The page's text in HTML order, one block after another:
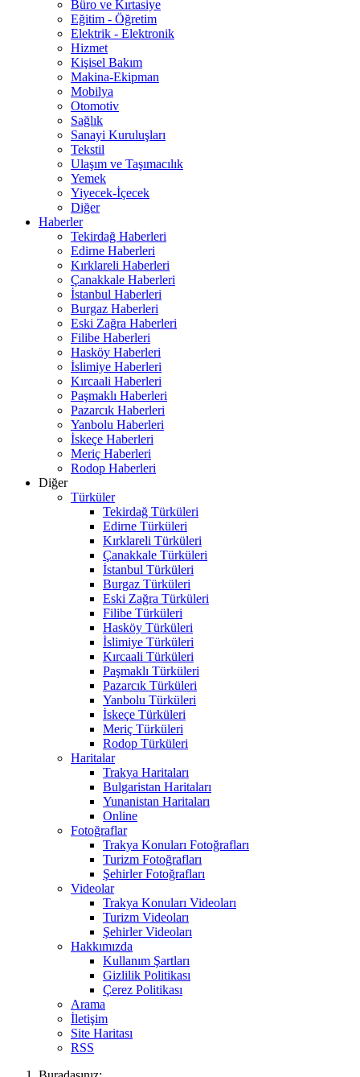
Büro ve Kırtasiye
Eğitim - Öğretim
Elektrik - Elektronik
Hizmet
Kişisel Bakım
Makina-Ekipman
Mobilya
Otomotiv
Sağlık
Sanayi Kuruluşları
Tekstil
Ulaşım ve Taşımacılık
Yemek
Yiyecek-İçecek
Diğer
Haberler
Tekirdağ Haberleri
Edirne Haberleri
Kırklareli Haberleri
Çanakkale Haberleri
İstanbul Haberleri
Burgaz Haberleri
Eski Zağra Haberleri
Filibe Haberleri
Hasköy Haberleri
İslimiye Haberleri
Kırcaali Haberleri
Paşmaklı Haberleri
Pazarcık Haberleri
Yanbolu Haberleri
İskeçe Haberleri
Meriç Haberleri
Rodop Haberleri
Diğer
Türküler
Tekirdağ Türküleri
Edirne Türküleri
Kırklareli Türküleri
Çanakkale Türküleri
İstanbul Türküleri
Burgaz Türküleri
Eski Zağra Türküleri
Filibe Türküleri
Hasköy Türküleri
İslimiye Türküleri
Kırcaali Türküleri
Paşmaklı Türküleri
Pazarcık Türküleri
Yanbolu Türküleri
İskeçe Türküleri
Meriç Türküleri
Rodop Türküleri
Haritalar
Trakya Haritaları
Bulgaristan Haritaları
Yunanistan Haritaları
Online
Fotoğraflar
Trakya Konuları Fotoğrafları
Turizm Fotoğrafları
Şehirler Fotoğrafları
Videolar
Trakya Konuları Videoları
Turizm Videoları
Şehirler Videoları
Hakkımızda
Kullanım Şartları
Gizlilik Politikası
Çerez Politikası
Arama
İletişim
Site Haritası
RSS